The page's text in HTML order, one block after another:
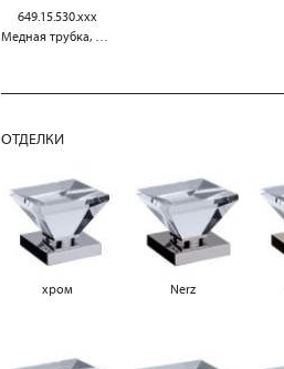
649.15.530.xxx
Медная трубка, 300 мм
ОТДЕЛКИ
хром Nerz